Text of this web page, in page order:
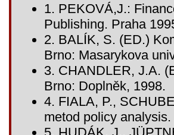
1. PEKOVÁ,J.:
Publishing. Praha
2. BALÍK, S. (ED.)
Brno: Masarykova
3. CHANDLER, J.A.
Brno: Doplněk, 1998.
4. FIALA, P.,
metod policy